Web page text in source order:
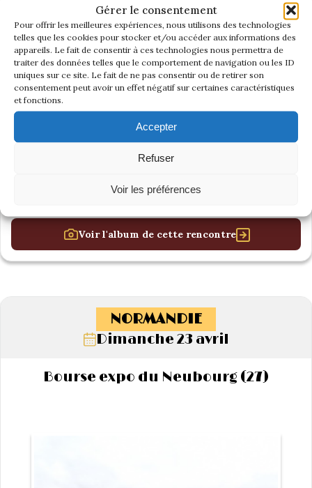
Gérer le consentement
Pour offrir les meilleures expériences, nous utilisons des technologies
telles que les cookies pour stocker et/ou accéder aux informations des
appareils. Le fait de consentir à ces technologies nous permettra de
traiter des données telles que le comportement de navigation ou les ID
uniques sur ce site. Le fait de ne pas consentir ou de retirer son
consentement peut avoir un effet négatif sur certaines caractéristiques
et fonctions.
Accepter
Refuser
Voir les préférences
Voir l'album de cette rencontre
NORMANDIE
Dimanche 23 avril
Bourse expo du Neubourg (27)